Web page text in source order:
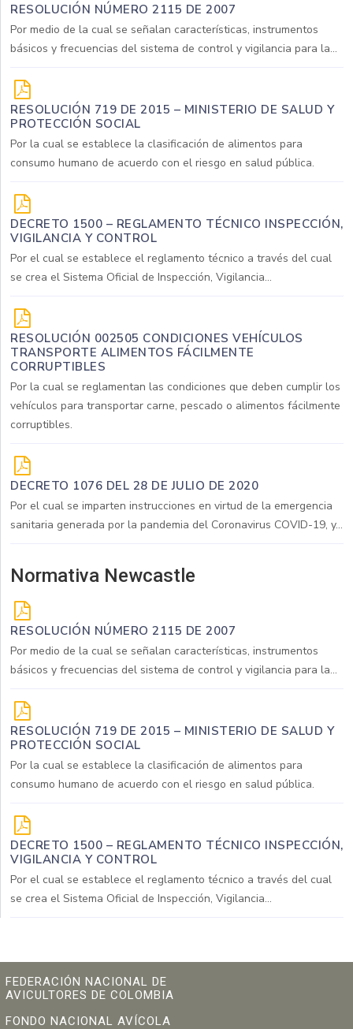
RESOLUCIÓN NÚMERO 2115 DE 2007
Por medio de la cual se señalan características, instrumentos
básicos y frecuencias del sistema de control y vigilancia para la...
RESOLUCIÓN 719 DE 2015 – MINISTERIO DE SALUD Y
PROTECCIÓN SOCIAL
Por la cual se establece la clasificación de alimentos para
consumo humano de acuerdo con el riesgo en salud pública.
DECRETO 1500 – REGLAMENTO TÉCNICO INSPECCIÓN,
VIGILANCIA Y CONTROL
Por el cual se establece el reglamento técnico a través del cual
se crea el Sistema Oficial de Inspección, Vigilancia...
RESOLUCIÓN 002505 CONDICIONES VEHÍCULOS
TRANSPORTE ALIMENTOS FÁCILMENTE
CORRUPTIBLES
Por la cual se reglamentan las condiciones que deben cumplir los
vehículos para transportar carne, pescado o alimentos fácilmente
corruptibles.
DECRETO 1076 DEL 28 DE JULIO DE 2020
Por el cual se imparten instrucciones en virtud de la emergencia
sanitaria generada por la pandemia del Coronavirus COVID-19, y...
Normativa Newcastle
RESOLUCIÓN NÚMERO 2115 DE 2007
Por medio de la cual se señalan características, instrumentos
básicos y frecuencias del sistema de control y vigilancia para la...
RESOLUCIÓN 719 DE 2015 – MINISTERIO DE SALUD Y
PROTECCIÓN SOCIAL
Por la cual se establece la clasificación de alimentos para
consumo humano de acuerdo con el riesgo en salud pública.
DECRETO 1500 – REGLAMENTO TÉCNICO INSPECCIÓN,
VIGILANCIA Y CONTROL
Por el cual se establece el reglamento técnico a través del cual
se crea el Sistema Oficial de Inspección, Vigilancia...
FEDERACIÓN NACIONAL DE
AVICULTORES DE COLOMBIA
FONDO NACIONAL AVÍCOLA